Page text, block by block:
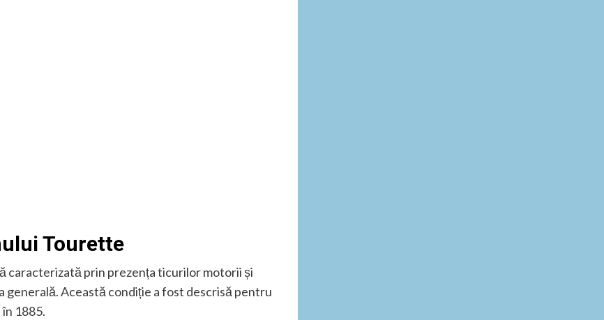
Tourette
caracterizată prin prezența ticurilor motorii și
generală. Această condiție a fost descrisă pentru
1885.